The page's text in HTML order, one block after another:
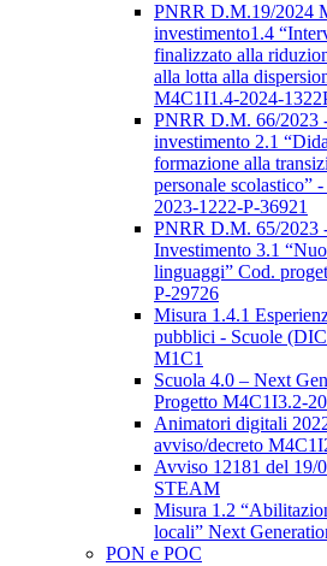
PNRR D.M.19/2024
investimento1.4
finalizzato alla
alla lotta alla
M4C1I1.4-2024-
PNRR D.M. 66/2023
investimento 2.1
formazione alla
personale scolastico”
2023-1222-P-36921
PNRR D.M. 65/2023
Investimento 3.1
linguaggi” Cod.
P-29726
Misura 1.4.1
pubblici - Scuole
M1C1
Scuola 4.0 – Next
Progetto M4C1I3.2-
Animatori digitali
avviso/decreto
Avviso 12181 del 19/
STEAM
Misura 1.2
locali” Next
PON e POC